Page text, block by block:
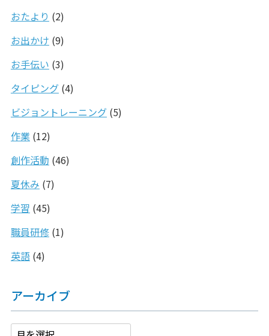
おたより (2)
お出かけ (9)
お手伝い (3)
タイピング(4)
ビジョントレーニング(5)
作業(12)
創作活動 (46)
夏休み (7)
学習 (45)
職員研修(1)
英語(4)
アーカイブ